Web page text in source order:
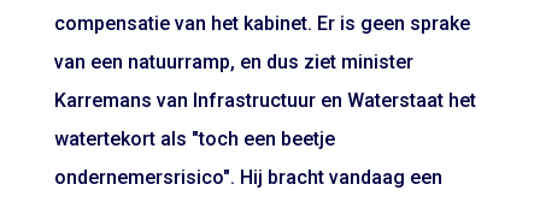
compensatie van het kabinet. Er is geen sprake
van een natuurramp, en dus ziet minister
Karremans van Infrastructuur en Waterstaat het
watertekort als "toch een beetje
ondernemersrisico". Hij bracht vandaag een